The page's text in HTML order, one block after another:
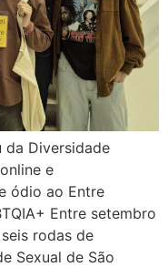
da Diversidade
e
ódio ao Entre
Entre setembro
rodas de
Sexual de São